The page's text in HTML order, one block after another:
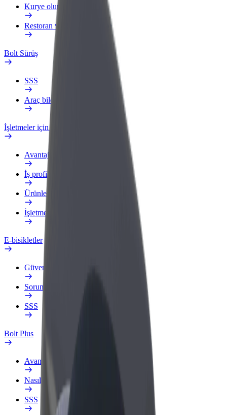
Kurye olun
Restoran veya mağaza ekle
Bolt Sürüş
SSS
Araç bildir
İşletmeler için Bolt
Avantajlar
İş profili
Ürünler
İşletmeler için Bolt Yemek
E-bisikletler
Güvenlik laboratuvarı
Sorun bildir
SSS
Bolt Plus
Avantajlar
Nasıl katılınır
SSS